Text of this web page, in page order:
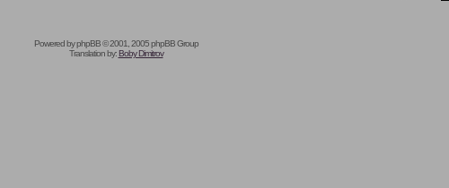
Powered byphpBB© 2001, 2005 phpBB Group
Translation by:Boby Dimitrov